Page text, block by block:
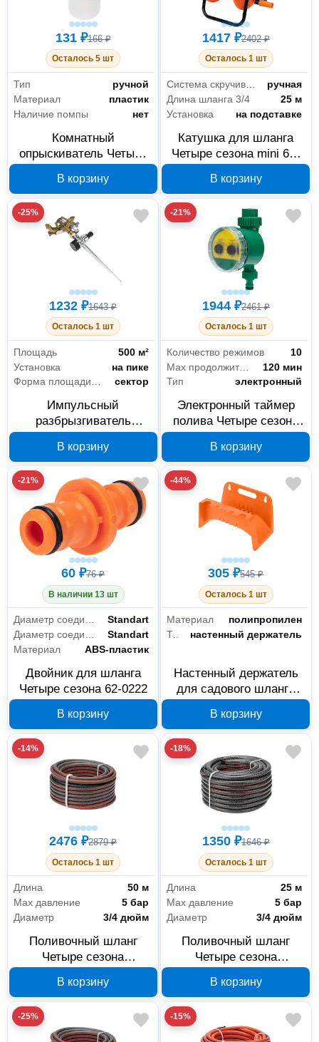
131 ₽166 ₽
Осталось 5 шт
Тип
ручной
Материал
пластик
Наличие помпы
нет
Комнатный
опрыскиватель Четыре
В корзину
1417 ₽2402 ₽
Осталось 1 шт
Система скручивания
ручная
Длина шланга 3/4
25 м
Установка
на подставке
Катушка для шланга
Четыре сезона mini 62-
В корзину
-25%
1232 ₽1643 ₽
Осталось 1 шт
Площадь
500 м²
Установка
на пике
Форма площади полива
сектор
Импульсный
разбрызгиватель
В корзину
-21%
1944 ₽2461 ₽
Осталось 1 шт
Количество режимов
10
Max продолжительность полива
120 мин
Тип
электронный
Электронный таймер
полива Четыре сезона
В корзину
-21%
60 ₽76 ₽
В наличии 13 шт
Диаметр соединения 2
Standart
Диаметр соединения 1
Standart
Материал
ABS-пластик
Двойник для шланга
Четыре сезона 62-0222
В корзину
-44%
305 ₽545 ₽
Осталось 1 шт
Материал
полипропилен
Тип
настенный держатель
Настенный держатель
для садового шланга
В корзину
-14%
2476 ₽2879 ₽
Осталось 1 шт
Длина
50 м
Max давление
5 бар
Диаметр
3/4 дюйм
Поливочный шланг
Четыре сезона
0227
В корзину
-18%
1350 ₽1646 ₽
Осталось 1 шт
Длина
25 м
Max давление
5 бар
Диаметр
3/4 дюйм
Поливочный шланг
Четыре сезона
0226
В корзину
-25% -15%